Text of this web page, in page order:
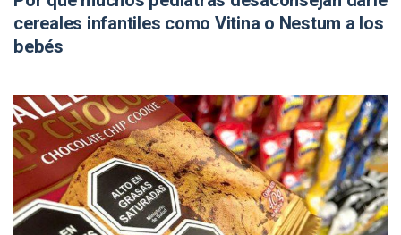
cereales infantiles como Vitina o Nestum a los
bebés